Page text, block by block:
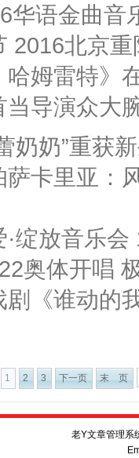
华语金曲音
2016北京
哈姆雷特》
导演众大
奶奶”重获
卡里亚：
绽放音乐
奥体开唱
剧《谁动的
1 2 3 下一页 末 页
老Y文章管理系